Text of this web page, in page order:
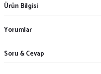
Ürün Bilgisi
Yorumlar
Soru & Cevap